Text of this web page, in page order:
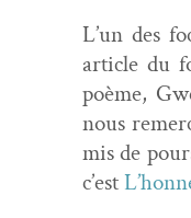
L’un des
arti­cle du
poème,
nous
mis de
c’est